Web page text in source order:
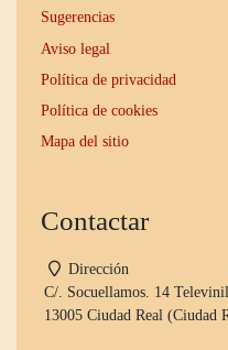
Sugerencias
Aviso legal
Política de privacidad
Política de cookies
Mapa del sitio
Contactar
Dirección
C/. Socuellamos. 14
13005 Ciudad Real (Ciudad